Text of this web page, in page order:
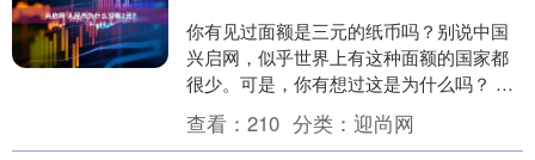
你有见过面额是三元的纸币吗？别说中国
兴启网，似乎世界上有这种面额的国家都
很少。可是，你有想过这是为什么吗？ 因
为出现概率小？ 其实，3 元面额的纸币在
各国货币中....
查看： 210 分类： 迎尚网